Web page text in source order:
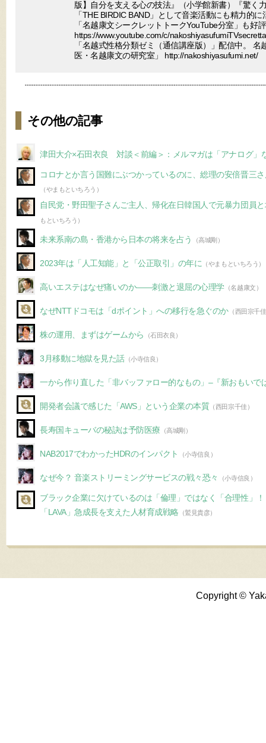
版】自分を支える心の技法』（小学館新書）『驚く
「THE BIRDIC BAND」として音楽活動にも精力的
「名越康文シークレットトークYouTube分室」も好
https://www.youtube.com/c/
「名越式性格分類ゼミ（通信講座版）」配信中。
医・名越康文の研究室」 http://nakoshiyasufumi.net/
その他の記事
津田大介×石田衣良 対談＜前編＞：メルマガは「アナログ」
コロナとか言う国難にぶつかっているのに、総理の安倍晋三
（やまもといちろう）
自民党・野田聖子さんご主人、帰化在日韓国人で元暴力団員
もといちろう）
未来系南の島・香港から日本の将来を占う （高城剛）
2023年は「人工知能」と「公正取引」の年に （やまもといちろう）
高いエステはなぜ痛いのか――刺激と退屈の心理学（名越康文）
なぜNTTドコモは「dポイント」への移行を急ぐのか （西田宗千
株の運用、まずはゲームから （石田衣良）
3月移動に地獄を見た話（小寺信良）
一から作り直した「非バッファロー的なもの」–『新おもいで
開発者会議で感じた「AWS」という企業の本質 （西田宗千佳）
長寿国キューバの秘訣は予防医療 （高城剛）
NAB2017でわかったHDRのインパクト （小寺信良）
なぜ今？ 音楽ストリーミングサービスの戦々恐々 （小寺信良）
ブラック企業に欠けているのは「倫理」ではなく「合理性」
「LAVA」急成長を支えた人材育成戦略 （鷲見貴彦）
Copyright ©